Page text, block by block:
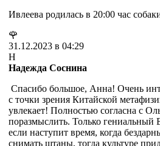
Ивлеева родилась в 20:00 час
🌹
31.12.2023 в 04:29
Н
Надежда Соснина
Спасибо большое, Анна! Очень
с точки зрения Китайской
увлекает! Полностью согласна с
поразмыслить. Только гениальный
если наступит время, когда
снимать штаны, тогда культуре